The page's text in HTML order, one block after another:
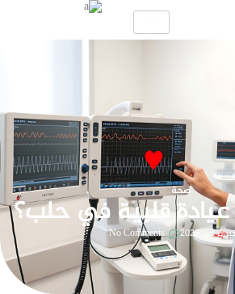
صحة
قلبية في حلب؟
20, 2025
No Comments